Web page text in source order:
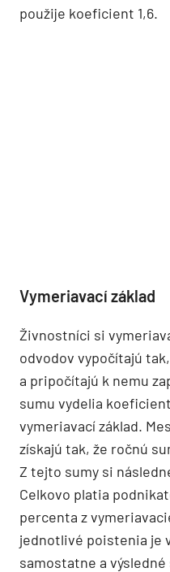
použije koeficient 1,6.
Vymeriavací základ
Živnostníci si
odvodov vypočítajú
a pripočítajú k nemu
sumu vydelia
vymeriavací základ.
získajú tak, že ročnú
Z tejto sumy si
Celkovo platia
percenta z
jednotlivé poistenia je
samostatne a